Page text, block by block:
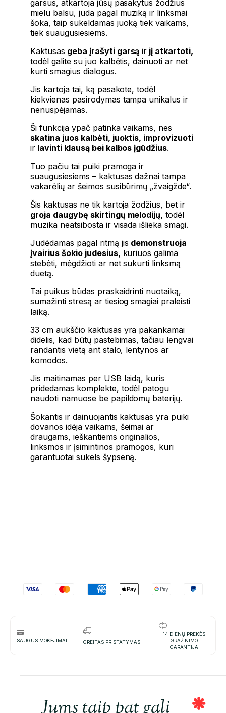
garsus, atkartoja jūsų pasakytus žodžius
mielu balsu, juda pagal muziką ir linksmai
šoka, taip sukeldamas juoką tiek vaikams,
tiek suaugusiesiems.
Kaktusas geba įrašyti garsą ir jį atkartoti,
todėl galite su juo kalbėtis, dainuoti ar net
kurti smagius dialogus.
Jis kartoja tai, ką pasakote, todėl
kiekvienas pasirodymas tampa unikalus ir
nenuspėjamas.
Ši funkcija ypač patinka vaikams, nes
skatina juos kalbėti, juoktis, improvizuoti
irlavinti klausą bei kalbos įgūdžius.
Tuo pačiu tai puiki pramoga ir
suaugusiesiems – kaktusas dažnai tampa
vakarėlių ar šeimos susibūrimų „žvaigžde“.
Šis kaktusas ne tik kartoja žodžius, bet ir
groja daugybę skirtingų melodijų, todėl
muzika neatsibosta ir visada išlieka smagi.
Judėdamas pagal ritmą jis demonstruoja
įvairius šokio judesius, kuriuos galima
stebėti, mėgdžioti ar net sukurti linksmą
duetą.
Tai puikus būdas praskaidrinti nuotaiką,
sumažinti stresą ar tiesiog smagiai praleisti
laiką.
33 cm aukščio kaktusas yra pakankamai
didelis, kad būtų pastebimas, tačiau lengvai
randantis vietą ant stalo, lentynos ar
komodos.
Jis maitinamas per USB laidą, kuris
pridedamas komplekte, todėl patogu
naudoti namuose be papildomų baterijų.
Šokantis ir dainuojantis kaktusas yra puiki
dovanos idėja vaikams, šeimai ar
draugams, ieškantiems originalios,
linksmos ir įsimintinos pramogos, kuri
garantuotai sukels šypseną.
SAUGŪS MOKĖJIMAI GREITAS PRISTATYMAS
14 DIENŲ PREKĖS
GRAŽINIMO
GARANTIJA